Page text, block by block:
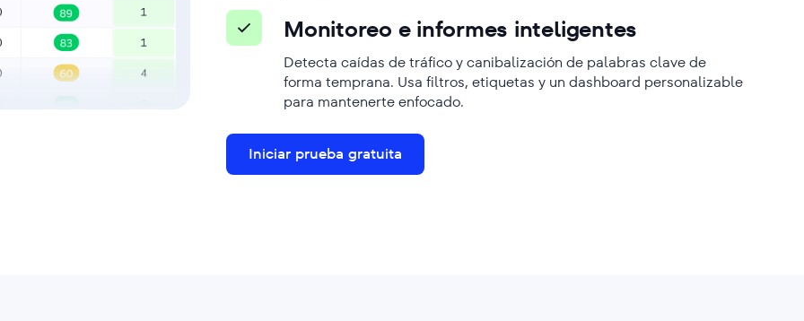
Monitoreo e informes inteligentes
Detecta caídas de tráfico y canibalización de palabras clave de
forma temprana. Usa filtros, etiquetas y un dashboard personalizable
para mantenerte enfocado.
Iniciar prueba gratuita